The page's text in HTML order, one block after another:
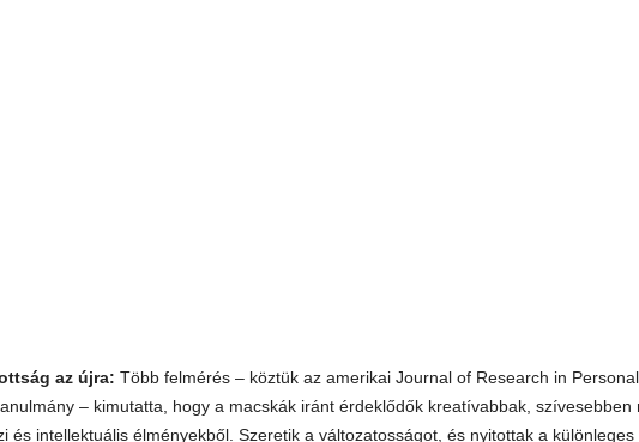
az újra: Több felmérés – köztük az amerikai Journal of Research in
– kimutatta, hogy a macskák iránt érdeklődők kreatívabbak, szívesebben
és intellektuális élményekből. Szeretik a változatosságot, és nyitottak a különleges